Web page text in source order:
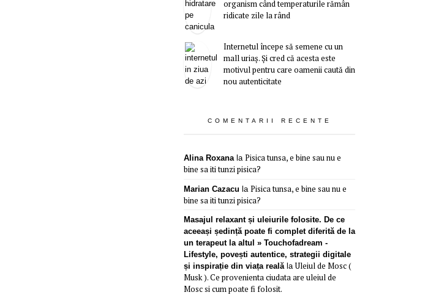
organism când temperaturile rămân
ridicate zile la rând
Internetul începe să semene cu un
mall uriaș. Și cred că acesta este
motivul pentru care oamenii caută din
nou autenticitate
COMENTARII RECENTE
Alina Roxanala Pisica tunsa, e bine sau nu e
bine sa iti tunzi pisica?
Marian Cazacu la Pisica tunsa, e bine sau nu e
bine sa iti tunzi pisica?
Masajul relaxant și uleiurile folosite. De ce
aceeași ședință poate fi complet diferită de la
un terapeut la altul » Touchofadream -
Lifestyle, povești autentice, strategii digitale
și inspirație din viața reală laUleiul de Mosc (
Musk ). Ce provenienta ciudata are uleiul de
Mosc si cum poate fi folosit.